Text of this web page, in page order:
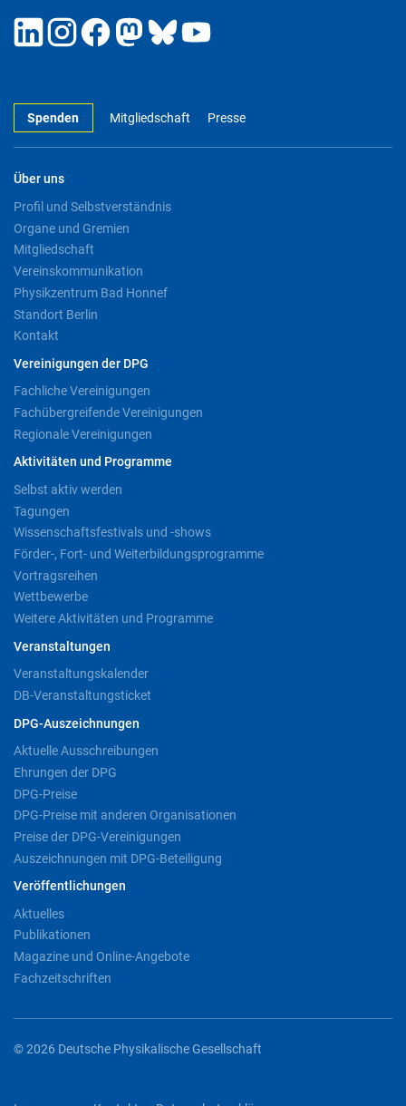
Spenden Mitgliedschaft Presse
Über uns
Profil und Selbstverständnis
Organe und Gremien
Mitgliedschaft
Vereinskommunikation
Physikzentrum Bad Honnef
Standort Berlin
Kontakt
Vereinigungen der DPG
Fachliche Vereinigungen
Fachübergreifende Vereinigungen
Regionale Vereinigungen
Aktivitäten und Programme
Selbst aktiv werden
Tagungen
Wissenschaftsfestivals und -shows
Förder-, Fort- und Weiterbildungsprogramme
Vortragsreihen
Wettbewerbe
Weitere Aktivitäten und Programme
Veranstaltungen
Veranstaltungskalender
DB-Veranstaltungsticket
DPG-Auszeichnungen
Aktuelle Ausschreibungen
Ehrungen der DPG
DPG-Preise
DPG-Preise mit anderen Organisationen
Preise der DPG-Vereinigungen
Auszeichnungen mit DPG-Beteiligung
Veröffentlichungen
Aktuelles
Publikationen
Magazine und Online-Angebote
Fachzeitschriften
© 2026 Deutsche Physikalische Gesellschaft